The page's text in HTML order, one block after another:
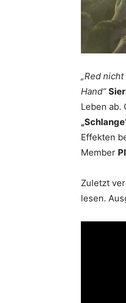
„Red
Hand“
Leben ab.
Effekten
Member
Zuletzt
lesen.